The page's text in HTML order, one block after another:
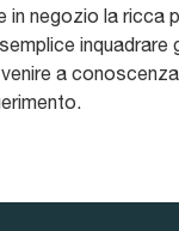
in negozio la ricca
inquadrare
a